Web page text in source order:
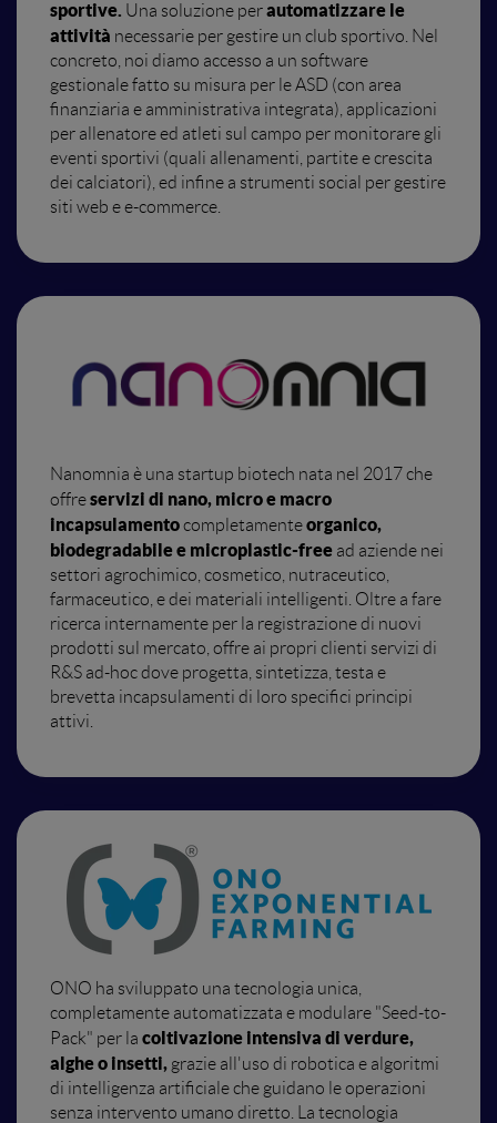
sportive. Una soluzione perautomatizzare le
attività necessarie per gestire un club sportivo. Nel
concreto, noi diamo accesso a un software
gestionale fatto su misura per le ASD (con area
finanziaria e amministrativa integrata), applicazioni
per allenatore ed atleti sul campo per monitorare gli
eventi sportivi (quali allenamenti, partite e crescita
dei calciatori), ed infine a strumenti social per gestire
siti web e e-commerce.
Nanomnia è una startup biotech nata nel 2017 che
offreservizi di nano, micro e macro
incapsulamentocompletamenteorganico,
biodegradabile e microplastic-free ad aziende nei
settori agrochimico, cosmetico, nutraceutico,
farmaceutico, e dei materiali intelligenti. Oltre a fare
ricerca internamente per la registrazione di nuovi
prodotti sul mercato, offre ai propri clienti servizi di
R&S ad-hoc dove progetta, sintetizza, testa e
brevetta incapsulamenti di loro specifici principi
attivi.
ONO ha sviluppato una tecnologia unica,
completamente automatizzata e modulare "Seed-to-
Pack" per la coltivazione intensiva di verdure,
alghe o insetti, grazie all'uso di robotica e algoritmi
di intelligenza artificiale che guidano le operazioni
senza intervento umano diretto. La tecnologia